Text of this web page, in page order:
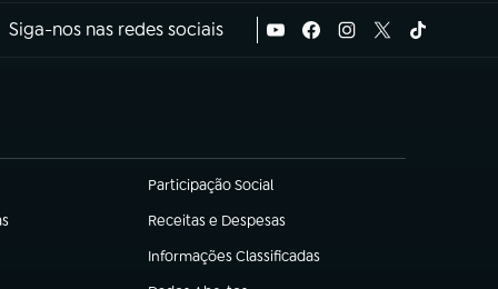
Siga-nos nas redes sociais
Participação Social
(abre em nova aba)
Receitas e Despesas
(abre em nova aba)
Informações Classificadas
(abre em nova aba)